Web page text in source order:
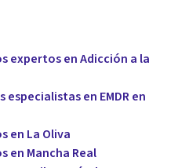
expertos en Adicción a la
especialistas en EMDR en
en La Oliva
en Mancha Real